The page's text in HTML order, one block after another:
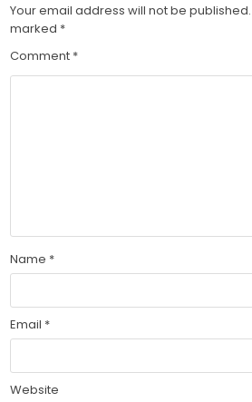
Your email address will not be published.
marked *
Comment *
Name *
Email *
Website